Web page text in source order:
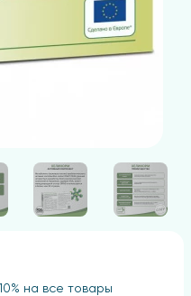
на все товары